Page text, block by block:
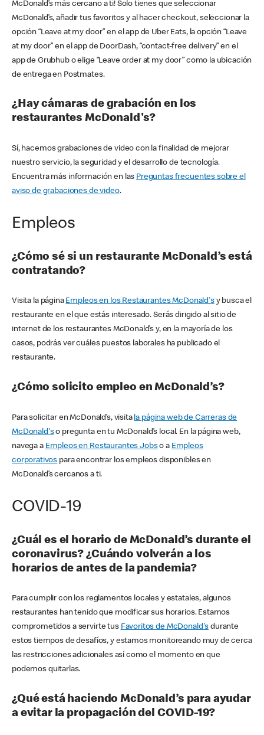
McDonald’s más cercano a ti! Solo tienes que seleccionar
McDonald’s, añadir tus favoritos y al hacer checkout, seleccionar la
opción “Leave at my door” en el app de Uber Eats, la opción “Leave
at my door” en el app de DoorDash, “contact-free delivery” en el
app de Grubhub o elige “Leave order at my door” como la ubicación
de entrega en Postmates.
¿Hay cámaras de grabación en los
restaurantes McDonald's?
Sí, hacemos grabaciones de video con la finalidad de mejorar
nuestro servicio, la seguridad y el desarrollo de tecnología.
Encuentra más información en las Preguntas frecuentes sobre el
aviso de grabaciones de video.
Empleos
¿Cómo sé si un restaurante McDonald’s está
contratando?
Visita la página Empleos en los Restaurantes McDonald'sy busca el
restaurante en el que estás interesado. Serás dirigido al sitio de
internet de los restaurantes McDonald’s y, en la mayoría de los
casos, podrás ver cuáles puestos laborales ha publicado el
restaurante.
¿Cómo solicito empleo en McDonald’s?
Para solicitar en McDonald’s, visita la página web de Carreras de
McDonald'so pregunta en tu McDonald’s local. En la página web,
navega a Empleos en Restaurantes Jobso a Empleos
corporativos para encontrar los empleos disponibles en
McDonald’s cercanos a ti.
COVID-19
¿Cuál es el horario de McDonald’s durante el
coronavirus? ¿Cuándo volverán a los
horarios de antes de la pandemia?
Para cumplir con los reglamentos locales y estatales, algunos
restaurantes han tenido que modificar sus horarios. Estamos
comprometidos a servirte tus Favoritos de McDonald's durante
estos tiempos de desafíos, y estamos monitoreando muy de cerca
las restricciones adicionales así como el momento en que
podemos quitarlas.
¿Qué está haciendo McDonald’s para ayudar
a evitar la propagación del COVID-19?